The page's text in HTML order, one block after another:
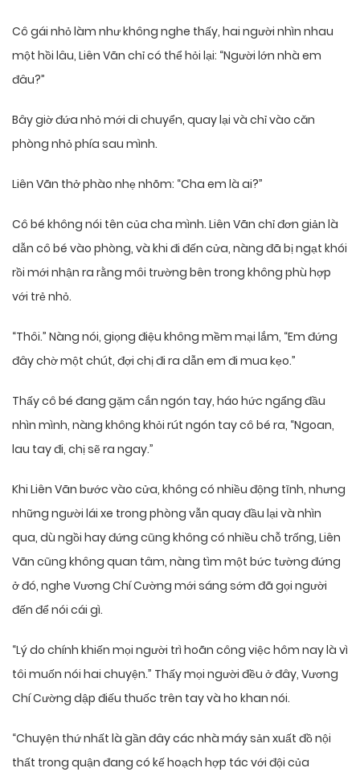
Cô gái nhỏ làm như không nghe thấy, hai người nhìn nhau
một hồi lâu, Liên Vãn chỉ có thể hỏi lại: “Người lớn nhà em
đâu?”
Bây giờ đứa nhỏ mới di chuyển, quay lại và chỉ vào căn
phòng nhỏ phía sau mình.
Liên Vãn thở phào nhẹ nhõm: “Cha em là ai?”
Cô bé không nói tên của cha mình. Liên Vãn chỉ đơn giản là
dẫn cô bé vào phòng, và khi đi đến cửa, nàng đã bị ngạt khói
rồi mới nhận ra rằng môi trường bên trong không phù hợp
với trẻ nhỏ.
“Thôi.” Nàng nói, giọng điệu không mềm mại lắm, “Em đứng
đây chờ một chút, đợi chị đi ra dẫn em đi mua kẹo.”
Thấy cô bé đang gặm cắn ngón tay, háo hức ngẩng đầu
nhìn mình, nàng không khỏi rút ngón tay cô bé ra, “Ngoan,
lau tay đi, chị sẽ ra ngay.”
Khi Liên Vãn bước vào cửa, không có nhiều động tĩnh, nhưng
những người lái xe trong phòng vẫn quay đầu lại và nhìn
qua, dù ngồi hay đứng cũng không có nhiều chỗ trống, Liên
Vãn cũng không quan tâm, nàng tìm một bức tường đứng
ở đó, nghe Vương Chí Cường mới sáng sớm đã gọi người
đến để nói cái gì.
“Lý do chính khiến mọi người trì hoãn công việc hôm nay là vì
tôi muốn nói hai chuyện.” Thấy mọi người đều ở đây, Vương
Chí Cường dập điếu thuốc trên tay và ho khan nói.
“Chuyện thứ nhất là gần đây các nhà máy sản xuất đồ nội
thất trong quận đang có kế hoạch hợp tác với đội của